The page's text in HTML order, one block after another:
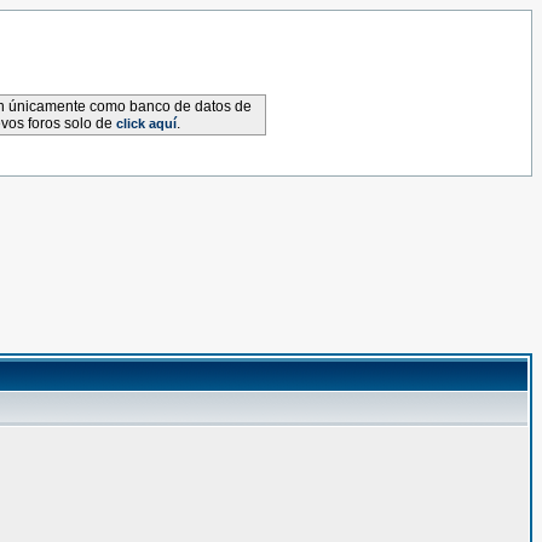
como banco de datos de
foros solo de click aquí.